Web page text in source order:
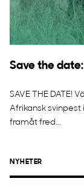
Save the
SAVE THE DATE!
Afrikansk svinpest
framåt fred...
NYHETER